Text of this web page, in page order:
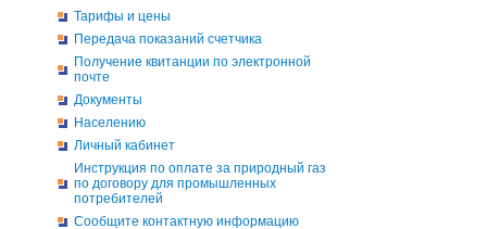
Тарифы и цены
Передача показаний счетчика
Получение квитанции по электронной
почте
Документы
Населению
Личный кабинет
Инструкция по оплате за природный газ
по договору для промышленных
потребителей
Сообщите контактную информацию